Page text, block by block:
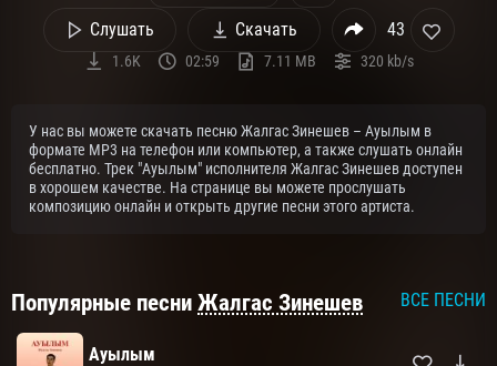
Слушать Скачать 43
1.6K 02:59 7.11 MB 320 kb/s
У нас вы можете скачать песню Жалгас Зинешев – Ауылым в
формате MP3 на телефон или компьютер, а также слушать онлайн
бесплатно. Трек "Ауылым" исполнителя Жалгас Зинешев доступен
в хорошем качестве. На странице вы можете прослушать
композицию онлайн и открыть другие песни этого артиста.
Популярные песни Жалгас Зинешев ВСЕ ПЕСНИ
Ауылым